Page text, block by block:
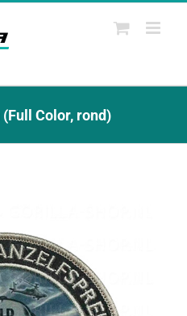
Color, rond)